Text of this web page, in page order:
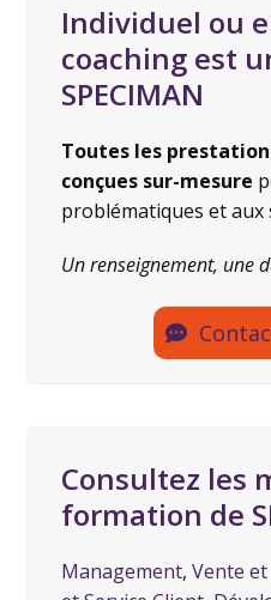
Individuel ou
coaching est
SPECIMAN
Toutes les
conçues sur-mesure
problématiques et aux
Un renseignement, une
Consultez les
formation de
Management,Vente